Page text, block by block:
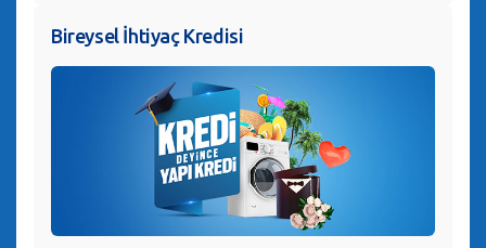
Bireysel İhtiyaç Kredisi